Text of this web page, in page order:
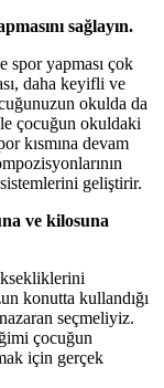
sağlayın.
spor yapması çok
daha keyifli ve
okulda da
çocuğun okuldaki
kısmına devam
geliştirir.
ve kilosuna
konutta kullandığı
seçmeliyiz.
çocuğun
için gerçek